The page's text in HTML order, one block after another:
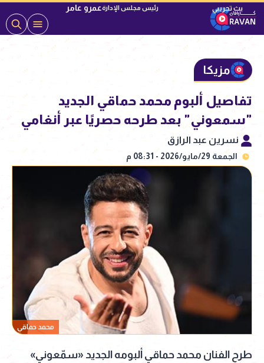
رئيس مجلس الإدارةعمرو عامر
مزيكا
تفاصيل ألبوم محمد حماقي الجديد
"سمعوني" بعد طرحه حصريًا عبر أنغامي
نسرين عبد الرازق
الجمعة 29/مايو/2026 - 08:31 م
محمد حماقي
طرح الفنان محمد حماقي ألبومه الجديد «سمّعوني»